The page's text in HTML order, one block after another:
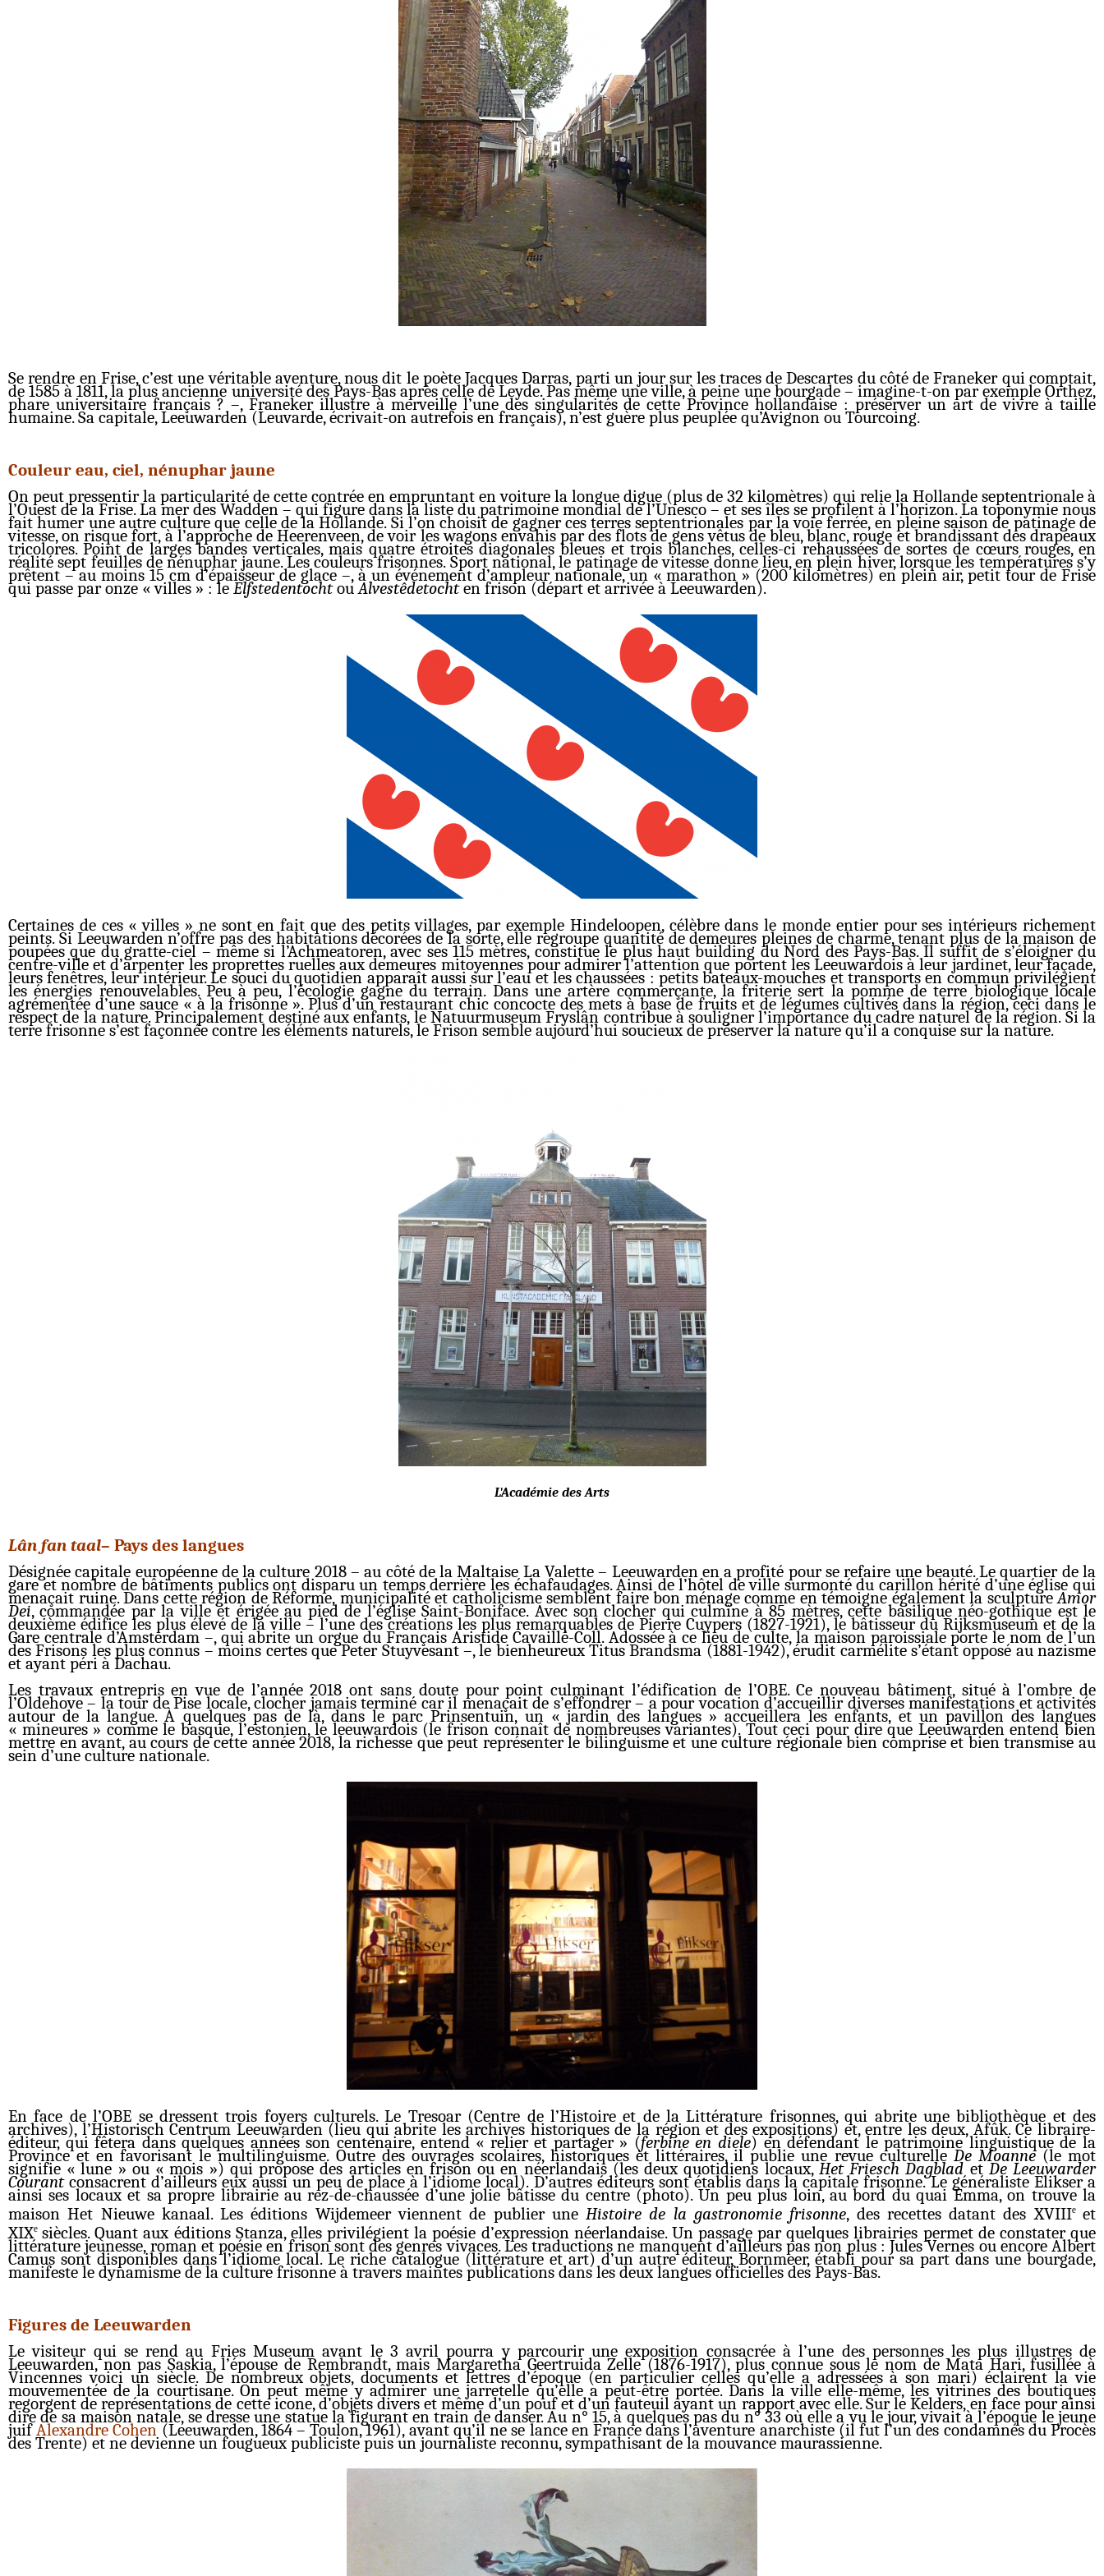
Se rendre en Frise, c’est une véritable aventure, nous dit le poète Jacques Darras, parti un jour sur les traces de Descartes du côté de Franeker qui comptait,
de 1585 à 1811, la plus ancienne université des Pays-Bas après celle de Leyde. Pas même une ville, à peine une bourgade – imagine-t-on par exemple Orthez,
phare universitaire français ? –, Franeker illustre à merveille l’une des singularités de cette Province hollandaise : préserver un art de vivre à taille
humaine. Sa capitale, Leeuwarden (Leuvarde, écrivait-on autrefois en français), n’est guère plus peuplée qu’Avignon ou Tourcoing.
Couleur eau, ciel, nénuphar jaune
On peut pressentir la particularité de cette contrée en empruntant en voiture la longue digue (plus de 32 kilomètres) qui relie la Hollande septentrionale à
l’Ouest de la Frise. La mer des Wadden – qui figure dans la liste du patrimoine mondial de l’Unesco – et ses îles se profilent à l’horizon. La toponymie nous
fait humer une autre culture que celle de la Hollande. Si l’on choisit de gagner ces terres septentrionales par la voie ferrée, en pleine saison de patinage de
vitesse, on risque fort, à l’approche de Heerenveen, de voir les wagons envahis par des flots de gens vêtus de bleu, blanc, rouge et brandissant des drapeaux
tricolores. Point de larges bandes verticales, mais quatre étroites diagonales bleues et trois blanches, celles-ci rehaussées de sortes de cœurs rouges, en
réalité sept feuilles de nénuphar jaune. Les couleurs frisonnes. Sport national, le patinage de vitesse donne lieu, en plein hiver, lorsque les températures s’y
prêtent – au moins 15 cm d’épaisseur de glace –, à un événement d’ampleur nationale, un « marathon » (200 kilomètres) en plein air, petit tour de Frise
qui passe par onze « villes » : le ElfstedentochtouAlvestêdetochten frison (départ et arrivée à Leeuwarden).
Certaines de ces « villes » ne sont en fait que des petits villages, par exemple Hindeloopen, célèbre dans le monde entier pour ses intérieurs richement
peints. Si Leeuwarden n’offre pas des habitations décorées de la sorte, elle regroupe quantité de demeures pleines de charme, tenant plus de la maison de
poupées que du gratte-ciel – même si l’Achmeatoren, avec ses 115 mètres, constitue le plus haut building du Nord des Pays-Bas. Il suffit de s’éloigner du
centre-ville et d’arpenter les proprettes ruelles aux demeures mitoyennes pour admirer l’attention que portent les Leeuwardois à leur jardinet, leur façade,
leurs fenêtres, leur intérieur. Le souci du quotidien apparaît aussi sur l’eau et les chaussées : petits bateaux-mouches et transports en commun privilégient
les énergies renouvelables. Peu à peu, l’écologie gagne du terrain. Dans une artère commerçante, la friterie sert la pomme de terre biologique locale
agrémentée d’une sauce « à la frisonne ». Plus d’un restaurant chic concocte des mets à base de fruits et de légumes cultivés dans la région, ceci dans le
respect de la nature. Principalement destiné aux enfants, le Natuurmuseum Fryslân contribue à souligner l’importance du cadre naturel de la région. Si la
terre frisonne s’est façonnée contre les éléments naturels, le Frison semble aujourd’hui soucieux de préserver la nature qu’il a conquise sur la nature.
L'Académie des Arts
Lân fan taal– Pays des langues
Désignée capitale européenne de la culture 2018 – au côté de la Maltaise La Valette – Leeuwarden en a profité pour se refaire une beauté. Le quartier de la
gare et nombre de bâtiments publics ont disparu un temps derrière les échafaudages. Ainsi de l’hôtel de ville surmonté du carillon hérité d’une église qui
menaçait ruine. Dans cette région de Réforme, municipalité et catholicisme semblent faire bon ménage comme en témoigne également la sculptureAmor
Dei, commandée par la ville et érigée au pied de l’église Saint-Boniface. Avec son clocher qui culmine à 85 mètres, cette basilique néo-gothique est le
deuxième édifice les plus élevé de la ville – l’une des créations les plus remarquables de Pierre Cuypers (1827-1921), le bâtisseur du Rijksmuseum et de la
Gare centrale d’Amsterdam –, qui abrite un orgue du Français Aristide Cavaillé-Coll. Adossée à ce lieu de culte, la maison paroissiale porte le nom de l’un
des Frisons les plus connus – moins certes que Peter Stuyvesant –, le bienheureux Titus Brandsma (1881-1942), érudit carmélite s’étant opposé au nazisme
et ayant péri à Dachau.
Les travaux entrepris en vue de l’année 2018 ont sans doute pour point culminant l’édification de l’OBE. Ce nouveau bâtiment, situé à l’ombre de
l’Oldehove – la tour de Pise locale, clocher jamais terminé car il menaçait de s’effondrer – a pour vocation d’accueillir diverses manifestations et activités
autour de la langue. À quelques pas de là, dans le parc Prinsentuin, un « jardin des langues » accueillera les enfants, et un pavillon des langues
« mineures » comme le basque, l’estonien, le leeuwardois (le frison connaît de nombreuses variantes). Tout ceci pour dire que Leeuwarden entend bien
mettre en avant, au cours de cette année 2018, la richesse que peut représenter le bilinguisme et une culture régionale bien comprise et bien transmise au
sein d’une culture nationale.
En face de l’OBE se dressent trois foyers culturels. Le Tresoar (Centre de l’Histoire et de la Littérature frisonnes, qui abrite une bibliothèque et des
archives), l’Historisch Centrum Leeuwarden (lieu qui abrite les archives historiques de la région et des expositions) et, entre les deux, Afûk. Ce libraire-
éditeur, qui fêtera dans quelques années son centenaire, entend « relier et partager » (ferbine en diele) en défendant le patrimoine linguistique de la
Province et en favorisant le multilinguisme. Outre des ouvrages scolaires, historiques et littéraires, il publie une revue culturelle De Moanne (le mot
signifie « lune » ou « mois ») qui propose des articles en frison ou en néerlandais (les deux quotidiens locaux, Het Friesch Dagblad et De Leeuwarder
Courantconsacrent d’ailleurs eux aussi un peu de place à l’idiome local). D’autres éditeurs sont établis dans la capitale frisonne. Le généraliste Elikser a
ainsi ses locaux et sa propre librairie au rez-de-chaussée d’une jolie bâtisse du centre (photo). Un peu plus loin, au bord du quai Emma, on trouve la
maison Het Nieuwe kanaal. Les éditions Wijdemeer viennent de publier une Histoire de la gastronomie frisonne, des recettes datant des XVIIIe
et
XIXe siècles. Quant aux éditions Stanza, elles privilégient la poésie d’expression néerlandaise. Un passage par quelques librairies permet de constater que
littérature jeunesse, roman et poésie en frison sont des genres vivaces. Les traductions ne manquent d’ailleurs pas non plus : Jules Vernes ou encore Albert
Camus sont disponibles dans l’idiome local. Le riche catalogue (littérature et art) d’un autre éditeur, Bornmeer, établi pour sa part dans une bourgade,
manifeste le dynamisme de la culture frisonne à travers maintes publications dans les deux langues officielles des Pays-Bas.
Figures de Leeuwarden
Le visiteur qui se rend au Fries Museum avant le 3 avril pourra y parcourir une exposition consacrée à l’une des personnes les plus illustres de
Leeuwarden, non pas Saskia, l’épouse de Rembrandt, mais Margaretha Geertruida Zelle (1876-1917), plus connue sous le nom de Mata Hari, fusillée à
Vincennes voici un siècle. De nombreux objets, documents et lettres d’époque (en particulier celles qu’elle a adressées à son mari) éclairent la vie
mouvementée de la courtisane. On peut même y admirer une jarretelle qu’elle a peut-être portée. Dans la ville elle-même, les vitrines des boutiques
regorgent de représentations de cette icone, d’objets divers et même d’un pouf et d’un fauteuil ayant un rapport avec elle. Sur le Kelders, en face pour ainsi
dire de sa maison natale, se dresse une statue la figurant en train de danser. Au n° 15, à quelques pas du n° 33 où elle a vu le jour, vivait à l’époque le jeune
juif Alexandre Cohen (Leeuwarden, 1864 – Toulon, 1961), avant qu’il ne se lance en France dans l’aventure anarchiste (il fut l’un des condamnés du Procès
des Trente) et ne devienne un fougueux publiciste puis un journaliste reconnu, sympathisant de la mouvance maurassienne.